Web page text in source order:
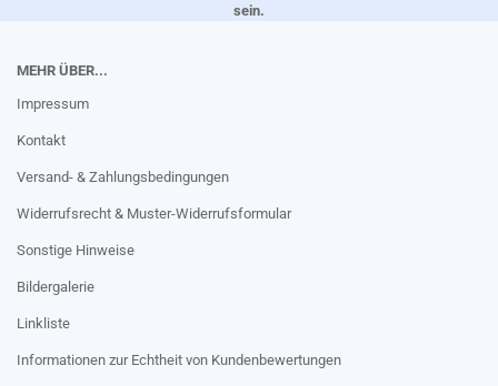
sein.
MEHR ÜBER...
Impressum
Kontakt
Versand- & Zahlungsbedingungen
Widerrufsrecht & Muster-Widerrufsformular
Sonstige Hinweise
Bildergalerie
Linkliste
Informationen zur Echtheit von Kundenbewertungen